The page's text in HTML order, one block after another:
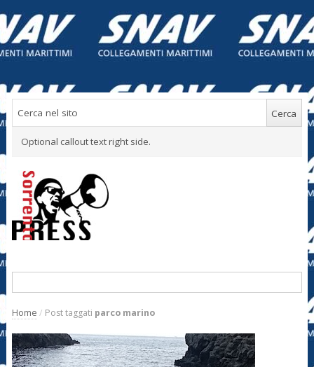
Optional callout text right side.
Home / Post taggati parco marino